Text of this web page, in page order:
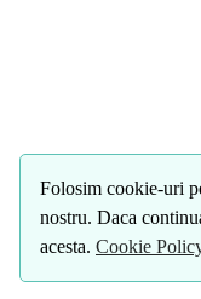
Folosim cookie-uri
nostru. Daca
acesta. Cookie